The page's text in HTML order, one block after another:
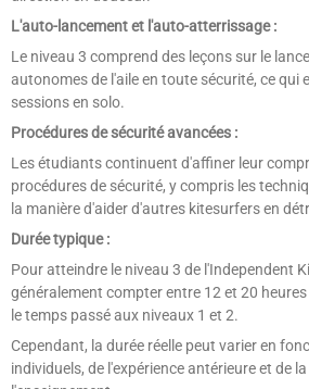
L'auto-lancement et l'auto-atterrissage :
Le niveau 3 comprend des leçons sur le
autonomes de l'aile en toute sécurité, ce qui
sessions en solo.
Procédures de sécurité avancées :
Les étudiants continuent d'affiner leur
procédures de sécurité, y compris les
la manière d'aider d'autres kitesurfers en
Durée typique :
Pour atteindre le niveau 3 de l'Independent
généralement compter entre 12 et 20
le temps passé aux niveaux 1 et 2.
Cependant, la durée réelle peut varier en
individuels, de l'expérience antérieure et de